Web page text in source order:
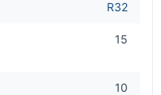
R32
15
10